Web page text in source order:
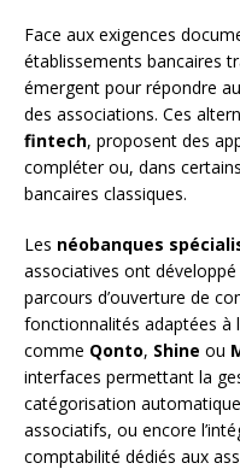
Face aux exigences
établissements bancaires
émergent pour répondre
des associations. Ces
fintech, proposent des
compléter ou, dans
bancaires classiques.
Les néobanques
associatives ont
parcours d’ouverture de
fonctionnalités adaptées à
comme Qonto, Shine ou
interfaces permettant la
catégorisation
associatifs, ou encore
comptabilité dédiés aux